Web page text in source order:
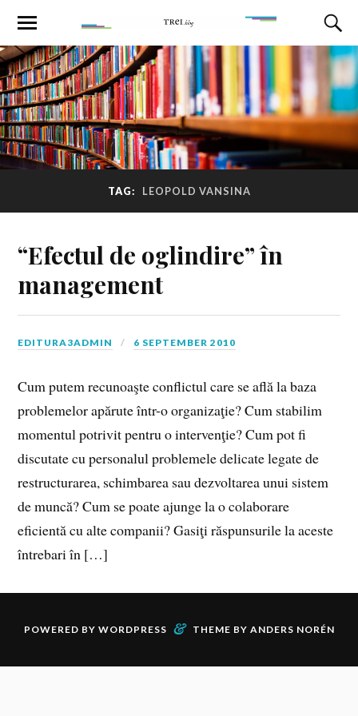
TAG: LEOPOLD VANSINA
“Efectul de oglindire” în
management
EDITURA3ADMIN 6 SEPTEMBER 2010
Cum putem recunoaşte conflictul care se află la baza
problemelor apărute într-o organizaţie? Cum stabilim
momentul potrivit pentru o intervenţie? Cum pot fi
discutate cu personalul problemele delicate legate de
restructurarea, schimbarea sau dezvoltarea unui sistem
de muncă? Cum se poate ajunge la o colaborare
eficientă cu alte companii? Gasiţi răspunsurile la aceste
întrebari în […]
POWERED BY WORDPRESS & THEME BY ANDERS NORÉN